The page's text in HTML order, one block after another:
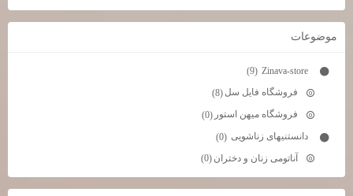
موضوعات
(9)
فروشگاه فایل سل (8)
فروشگاه میهن استور (0)
دانستنیهای زناشویی (0)
آناتومی زنان و دختران (0)